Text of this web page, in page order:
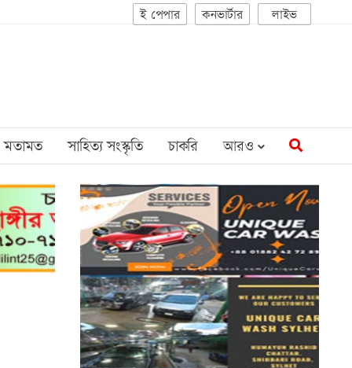
ই পেপার কনভার্টার লাইভ
মতামত সাহিত্য সংস্কৃতি চাকরি আরও